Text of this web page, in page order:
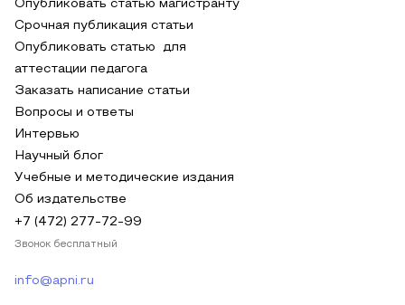
Опубликовать статью магистранту
Срочная публикация статьи
Опубликовать статью для
аттестации педагога
Заказать написание статьи
Вопросы и ответы
Интервью
Научный блог
Учебные и методические издания
Об издательстве
+7 (472) 277-72-99
Звонок бесплатный
info@apni.ru